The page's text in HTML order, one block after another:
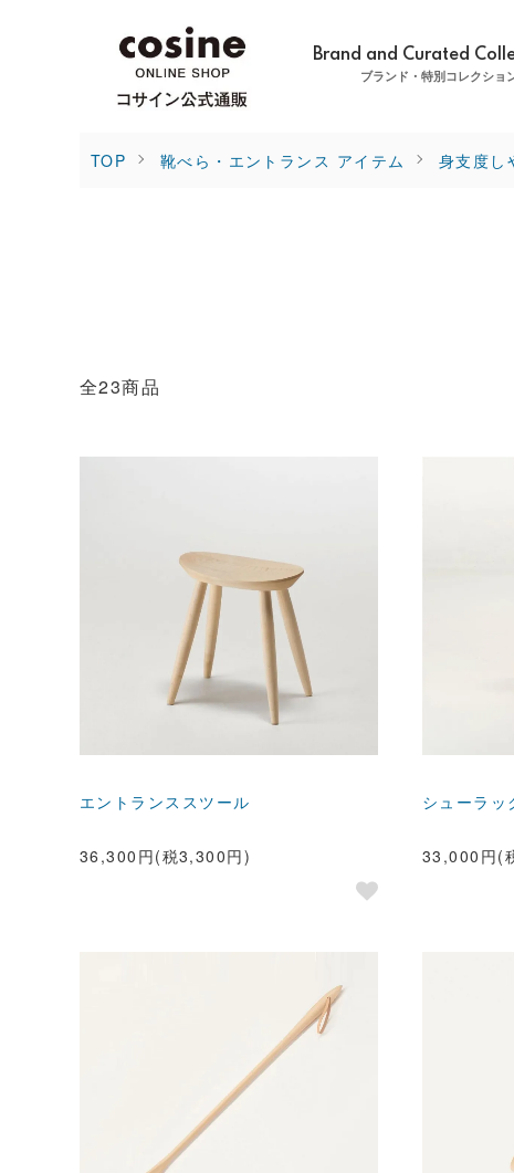
Brand and Curated
ブランド・特別コレクショ
TOP 靴べら・エントランス アイテム 身支度し
全23商品
エントランススツール
36,300円(税3,300円)
シューラッ
33,000円(